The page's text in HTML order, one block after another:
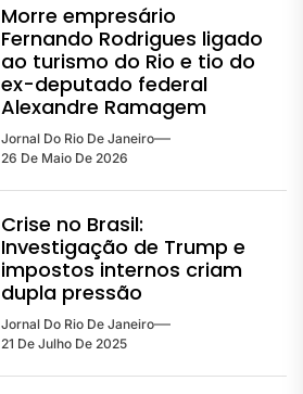
Morre empresário
Fernando Rodrigues ligado
ao turismo do Rio e tio do
ex-deputado federal
Alexandre Ramagem
Jornal Do Rio De Janeiro
26 De Maio De 2026
Crise no Brasil:
Investigação de Trump e
impostos internos criam
dupla pressão
Jornal Do Rio De Janeiro
21 De Julho De 2025